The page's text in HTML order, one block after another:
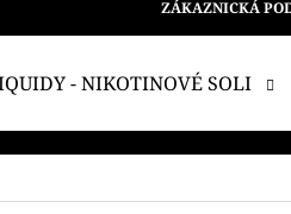
ZÁKAZNICKÁ
- NIKOTINOVÉ SOLI
NAJÍT?